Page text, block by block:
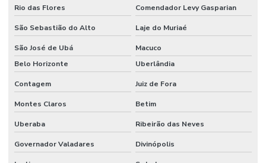
Rio das Flores Comendador Levy Gasparian
São Sebastião do Alto Laje do Muriaé
São José de Ubá
Macuco
Belo Horizonte
Uberlândia
Contagem Juiz de Fora
Montes Claros Betim
Uberaba Ribeirão das Neves
Governador Valadares Divinópolis